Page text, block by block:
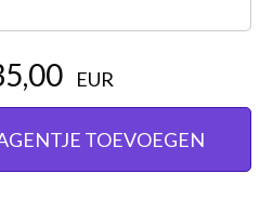
EUR
TOEVOEGEN